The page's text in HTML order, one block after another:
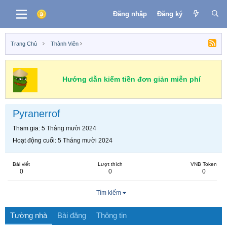
Đăng nhập Đăng ký
Trang Chủ Thành Viên
Hướng dẫn kiếm tiền đơn giản miễn phí
Pyranerrof
Tham gia 5 Tháng mười 2024
Hoạt động cuối 5 Tháng mười 2024
Bài viết
0
Lượt thích
0
VNB Token
0
Tìm kiếm
Tường nhà Bài đăng Thông tin